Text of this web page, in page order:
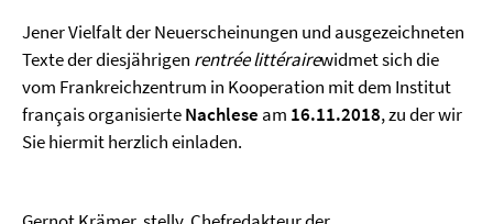
Jener Vielfalt der Neuerscheinungen und ausgezeichneten
Texte der diesjährigen rentrée littérairewidmet sich die
vom Frankreichzentrum in Kooperation mit dem Institut
français organisierteNachlese am 16.11.2018, zu der wir
Sie hiermit herzlich einladen.